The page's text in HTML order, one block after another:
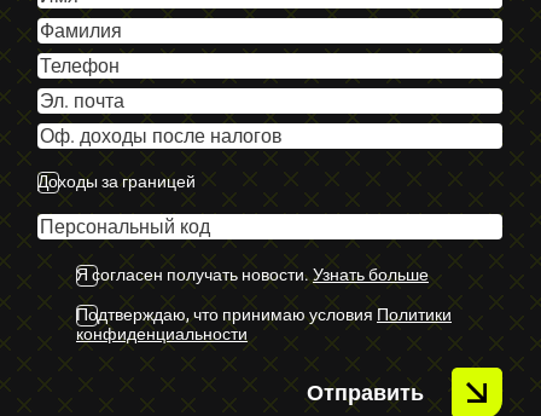
-Miglas lukturi.
-Parkošanās sensori priekšā.
-Parkošanās sensori aizmugurē.
-U.C. ekstras.
Доходы за границей
Я согласен получать новости. Узнать больше
Подтверждаю, что принимаю условия Политики
конфиденциальности
Отправить